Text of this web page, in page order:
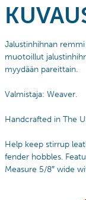
Jalustinhihnan
muotoillut
myydään pareittain.
Valmistaja: Weaver.
Handcrafted in The
Help keep stirrup
fender hobbles.
Measure 5/8″ wide